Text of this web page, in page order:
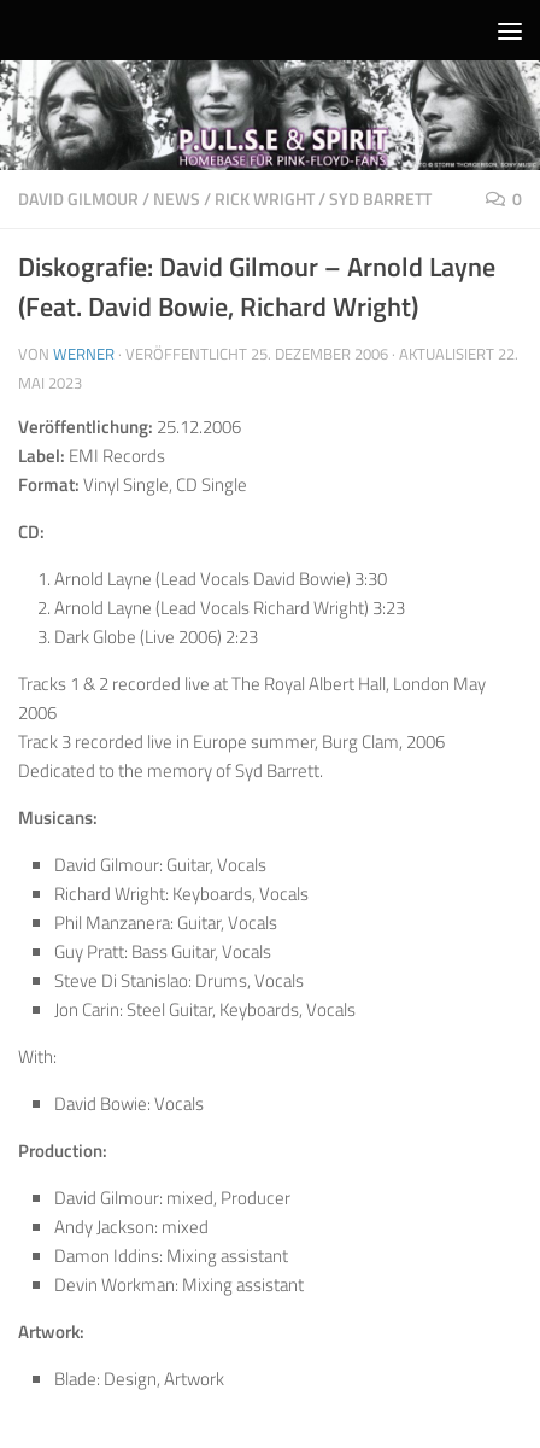
DAVID GILMOUR/NEWS/RICK WRIGHT/SYD BARRETT 0
Diskografie: David Gilmour – Arnold Layne
(Feat. David Bowie, Richard Wright)
VON WERNER · VERÖFFENTLICHT 25. DEZEMBER 2006 · AKTUALISIERT 22.
MAI 2023
Veröffentlichung: 25.12.2006
Label: EMI Records
Format:Vinyl Single, CD Single
CD:
Arnold Layne (Lead Vocals David Bowie) 3:30
Arnold Layne (Lead Vocals Richard Wright) 3:23
Dark Globe (Live 2006) 2:23
Tracks 1 & 2 recorded live at The Royal Albert Hall, London May
2006
Track 3 recorded live in Europe summer, Burg Clam, 2006
Dedicated to the memory of Syd Barrett.
Musicans:
David Gilmour: Guitar, Vocals
Richard Wright: Keyboards, Vocals
Phil Manzanera: Guitar, Vocals
Guy Pratt: Bass Guitar, Vocals
Steve Di Stanislao: Drums, Vocals
Jon Carin: Steel Guitar, Keyboards, Vocals
With:
David Bowie: Vocals
Production:
David Gilmour: mixed, Producer
Andy Jackson: mixed
Damon Iddins: Mixing assistant
Devin Workman: Mixing assistant
Artwork:
Blade: Design, Artwork